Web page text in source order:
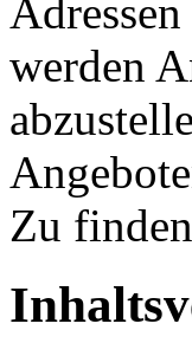
werden
Zu